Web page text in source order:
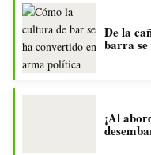
De la
barra
¡Al